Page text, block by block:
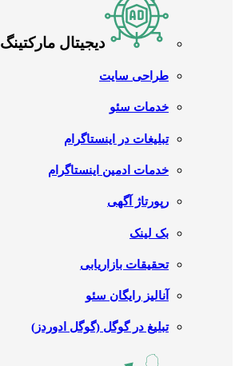
دیجیتال مارکتینگ
طراحی سایت
خدمات سئو
تبلیغات در اینستاگرام
خدمات ادمین اینستاگرام
رپورتاژ آگهی
بک لینک
تحقیقات بازاریابی
آنالیز رایگان سئو
تبلیغ در گوگل (گوگل ادوردز)